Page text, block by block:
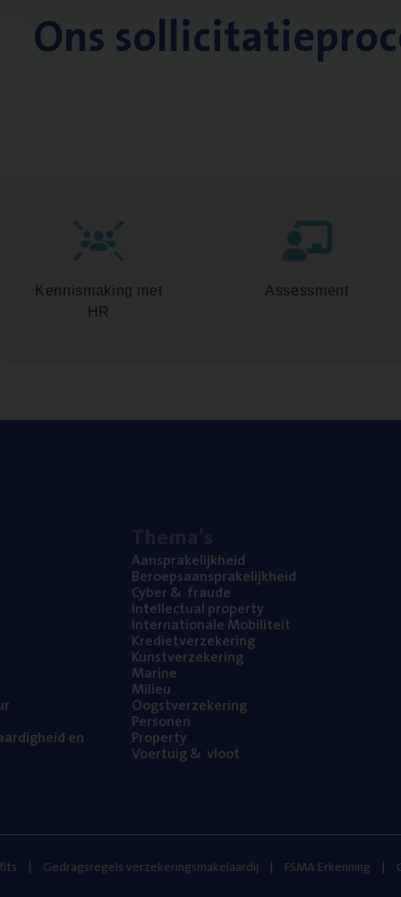
Ons
Kennismaking met
HR
Assessment
en
Aan­spra­ke­lijk­heid
Beroeps­aan­spra­ke­lijk­heid
Cyber& fraude
Intel­lec­tu­al property
Inter­na­ti­o­na­le Mobiliteit
Kre­diet­ver­ze­ke­ring
Kunst­ver­ze­ke­ring
Mari­ne
Mili­eu
Oogst­ver­ze­ke­ring
Per­so­nen
Pro­per­ty
Voer­tuig& vloot
Gedragsregels verzekeringsmakelaardij FSMA Erkenning